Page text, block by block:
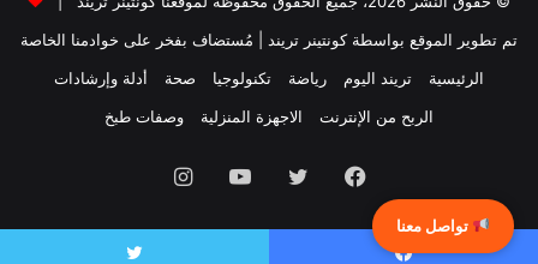
تواصل معنا
تم تطوير الموقع بواسطةكونتينر تريند | مُستضاف بفخر على خوادمنا الخاصة
الرئيسية
تريند اليوم رياضة تكنولوجيا صحة
أدلة وإرشادات
الربح من الإنترنت
الاجهزة المنزلية وصفات طبخ
فيسبوك تويتر يوتيوبانستقرام